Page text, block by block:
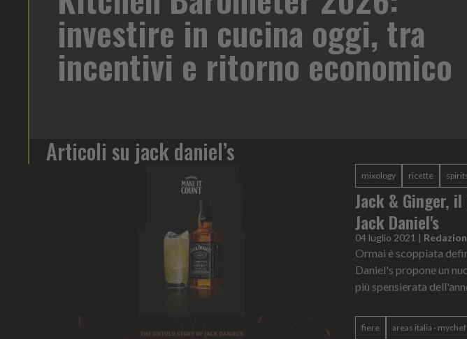
tra
Le cucine professionali stanno attraversando una fase di forte
evidenziarlo è lo studio internazionale condotto da Statista per
fotografa un settore sempre più sotto pressione
Leggi l'articolo
Articoli su jack daniel’s
mixology ricette
Jack & Ginger,
Jack Daniel's
04 luglio 2021 |
Ormai è scoppiata
Daniel's propone un
più spensierata
fiere areas italia - mychef